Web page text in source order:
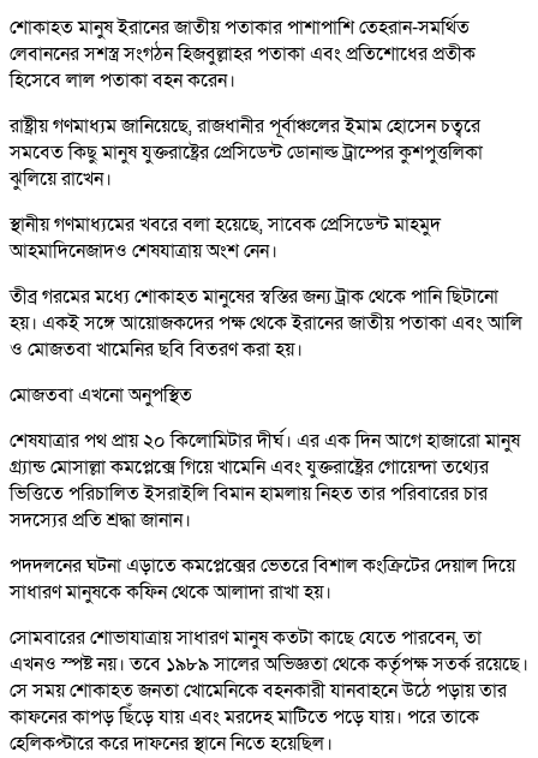
শোকাহত মানুষ ইরানের জাতীয় পতাকার পাশাপাশি তেহরান-সমর্থিত
লেবাননের সশস্ত্র সংগঠন হিজবুল্লাহর পতাকা এবং প্রতিশোধের প্রতীক
হিসেবে লাল পতাকা বহন করেন।
রাষ্ট্রীয় গণমাধ্যম জানিয়েছে, রাজধানীর পূর্বাঞ্চলের ইমাম হোসেন চত্বরে
সমবেত কিছু মানুষ যুক্তরাষ্ট্রের প্রেসিডেন্ট ডোনাল্ড ট্রাম্পের কুশপুত্তলিকা
ঝুলিয়ে রাখেন।
স্থানীয় গণমাধ্যমের খবরে বলা হয়েছে, সাবেক প্রেসিডেন্ট মাহমুদ
আহমাদিনেজাদও শেষযাত্রায় অংশ নেন।
তীব্র গরমের মধ্যে শোকাহত মানুষের স্বস্তির জন্য ট্রাক থেকে পানি ছিটানো
হয়। একই সঙ্গে আয়োজকদের পক্ষ থেকে ইরানের জাতীয় পতাকা এবং আলি
ও মোজতবা খামেনির ছবি বিতরণ করা হয়।
মোজতবা এখনো অনুপস্থিত
শেষযাত্রার পথ প্রায় ২০ কিলোমিটার দীর্ঘ। এর এক দিন আগে হাজারো মানুষ
গ্র্যান্ড মোসাল্লা কমপ্লেক্সে গিয়ে খামেনি এবং যুক্তরাষ্ট্রের গোয়েন্দা তথ্যের
ভিত্তিতে পরিচালিত ইসরাইলি বিমান হামলায় নিহত তার পরিবারের চার
সদস্যের প্রতি শ্রদ্ধা জানান।
পদদলনের ঘটনা এড়াতে কমপ্লেক্সের ভেতরে বিশাল কংক্রিটের দেয়াল দিয়ে
সাধারণ মানুষকে কফিন থেকে আলাদা রাখা হয়।
সোমবারের শোভাযাত্রায় সাধারণ মানুষ কতটা কাছে যেতে পারবেন, তা
এখনও স্পষ্ট নয়। তবে ১৯৮৯ সালের অভিজ্ঞতা থেকে কর্তৃপক্ষ সতর্ক রয়েছে।
সে সময় শোকাহত জনতা খোমেনিকে বহনকারী যানবাহনে উঠে পড়ায় তার
কাফনের কাপড় ছিঁড়ে যায় এবং মরদেহ মাটিতে পড়ে যায়। পরে তাকে
হেলিকপ্টারে করে দাফনের স্থানে নিতে হয়েছিল।